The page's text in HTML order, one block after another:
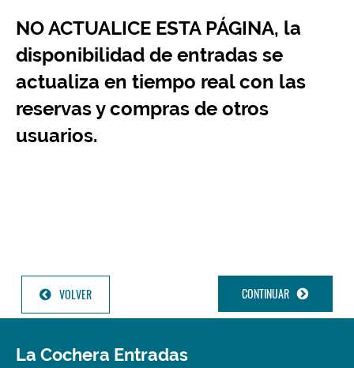
NO ACTUALICE ESTA PÁGINA, la
disponibilidad de entradas se
actualiza en tiempo real con las
reservas y compras de otros
usuarios.
VOLVER CONTINUAR
La Cochera Entradas